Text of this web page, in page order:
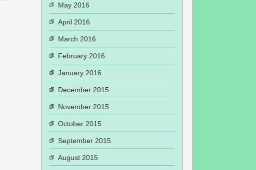
May 2016
April 2016
March 2016
February 2016
January 2016
December 2015
November 2015
October 2015
September 2015
August 2015